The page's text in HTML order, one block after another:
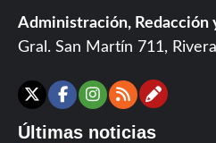
Administración, Redacción
Gral. San Martín 711,
X Facebook
Instagram
RSS
Últimas noticias